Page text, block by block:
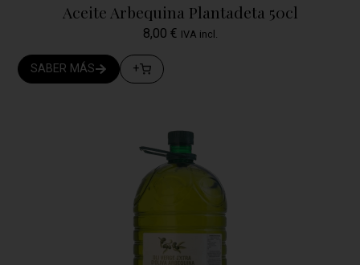
Aceite Arbequina Plantadeta 50cl
8,00 € IVA incl.
SABER MÁS +